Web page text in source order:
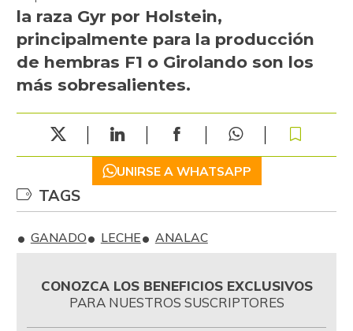
la raza Gyr por Holstein,
principalmente para la producción
de hembras F1 o Girolando son los
más sobresalientes.
UNIRSE A WHATSAPP
TAGS
GANADO LECHE ANALAC
CONOZCA LOS BENEFICIOS EXCLUSIVOS
PARA NUESTROS SUSCRIPTORES